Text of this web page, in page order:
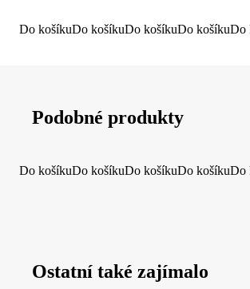
Do košíkuDo košíkuDo košíkuDo košíkuDo
Podobné produkty
Do košíkuDo košíkuDo košíkuDo košíkuDo
Ostatní také zajímalo